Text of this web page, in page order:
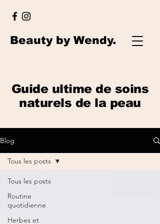
Beauty by Wendy.
Guide ultime de soins
naturels de la peau
Blog
Tous les posts
Routine
quotidienne
Herbes et
Tous les posts